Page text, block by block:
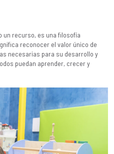
un recurso, es una filosofía
reconocer el valor único de
necesarias para su desarrollo y
puedan aprender, crecer y